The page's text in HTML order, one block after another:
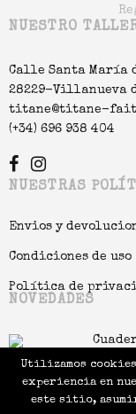
NUESTRO
Calle Santa María
28229-Villanueva
titane@titane-
(+34) 696 938 404
NUESTRAS
Envios y
Condiciones de uso
Política de
NOVEDADES
18.00€
Lámpara Guirnalda
Utilizamos
experiencia en
este sitio,